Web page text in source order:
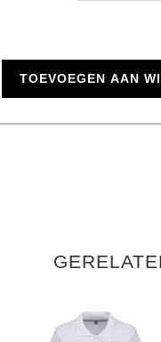
TOEVOEGEN AAN